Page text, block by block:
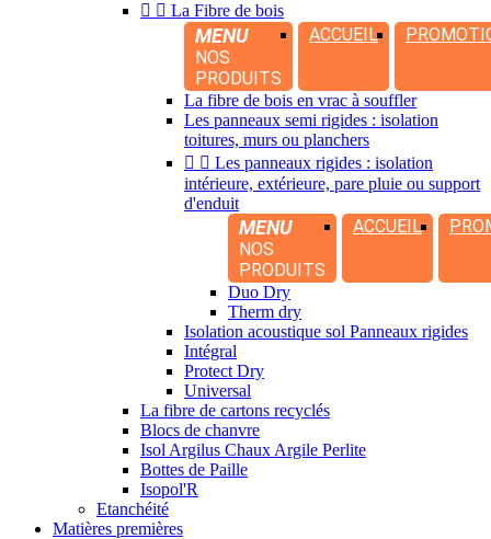
  La Fibre de bois
MENU
NOS
PRODUITS
ACCUEIL
La fibre de bois en vrac à souffler
Les panneaux semi rigides : isolation
toitures, murs ou planchers
  Les panneaux rigides : isolation
intérieure, extérieure, pare pluie ou support
d'enduit
MENU
NOS
PRODUITS
ACCUEIL
Duo Dry
Therm dry
Isolation acoustique sol Panneaux rigides
Intégral
Protect Dry
Universal
La fibre de cartons recyclés
Blocs de chanvre
Isol Argilus Chaux Argile Perlite
Bottes de Paille
Isopol'R
Etanchéité
Matières premières